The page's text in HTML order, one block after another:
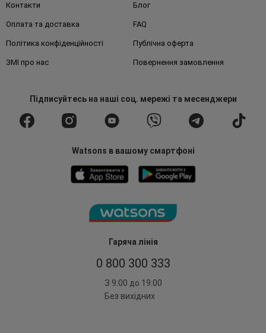
Гаряча лінія
0 800 300 333
З 9:00 до 19:00
Без вихідних
Контакти Блог
Оплата та доставка FAQ
Політика конфіденційності Публічна оферта
ЗМІ про нас Повернення замовлення
Підписуйтесьна наші соц. мережі та месенджери
Watsons в вашому смартфоні